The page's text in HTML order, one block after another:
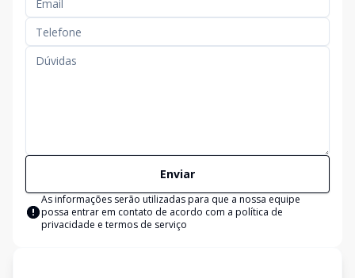
Enviar
As informações serão utilizadas para que a nossa equipe
possa entrar em contato de acordo com a política de
privacidade e termos de serviço